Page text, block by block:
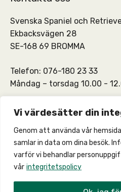
Vi värdesätter din
Genom att använda vår
samlar in data om dina besök.
varför vi behandlar
vår integritetspolicy
Svenska Spaniel och
Ekbacksvägen 28
SE-168 69 BROMMA
Telefon: 076-180 23 33
Måndag – torsdag 10.00 -
SSRKs kansli och
SSRKs webmaster:
© 2026 –